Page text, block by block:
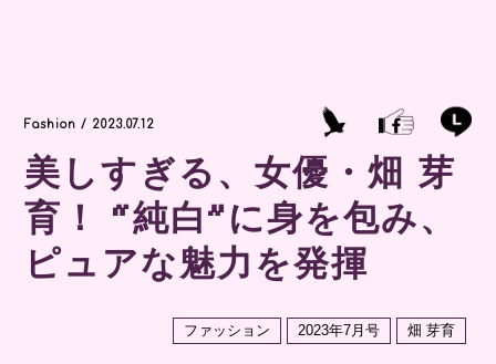
Fashion / 2023.07.12
美しすぎる、女優・畑 芽
育！ “純白”に身を包み、
ピュアな魅力を発揮
ファッション 2023年7月号 畑 芽育